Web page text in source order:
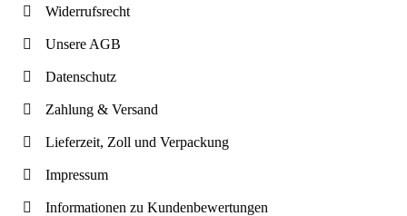
Widerrufsrecht
Unsere AGB
Datenschutz
Zahlung & Versand
Lieferzeit, Zoll und Verpackung
Impressum
Informationen zu Kundenbewertungen